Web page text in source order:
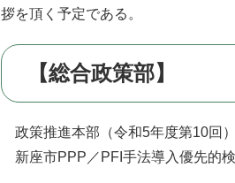
拶を頂く予定である。
【総合政策部】
政策推進本部（令和5年度第10回
新座市PPP／PFI手法導入優先的